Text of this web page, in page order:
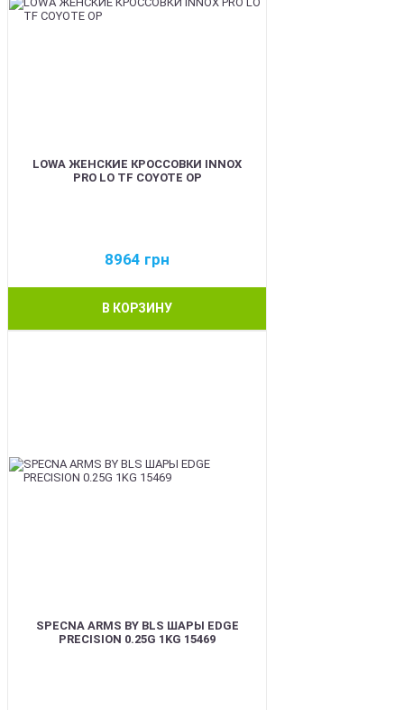
LOWA ЖЕНСКИЕ КРОССОВКИ INNOX
PRO LO TF COYOTE OP
8964 грн
В КОРЗИНУ
SPECNA ARMS BY BLS ШАРЫ EDGE
PRECISION 0.25G 1KG 15469